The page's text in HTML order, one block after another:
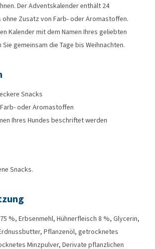
Der Adventskalender enthält 24
ohne Zusatz von Farb- oder Aromastoffen.
Kalender mit dem Namen Ihres geliebten
gemeinsam die Tage bis Weihnachten.
Snacks
oder Aromastoffen
Ihres Hundes beschriftet werden
Snacks.
%, Erbsenmehl, Hühnerfleisch 8 %, Glycerin,
Pflanzenöl, getrocknetes
Minzpulver, Derivate pflanzlichen